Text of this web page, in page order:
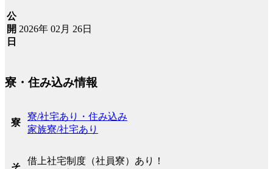
公
開
日
2026年 02月 26日
寮・住み込み情報
寮
寮/社宅あり・住み込み
家族寮/社宅あり
借上社宅制度（社員寮）あり！